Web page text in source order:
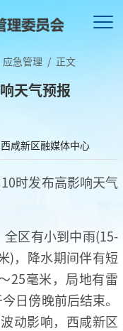
应急管理 / 正文
天气预报
咸新区融媒体中心
时发布高影响天气
区有小到中雨(15-
)，降水期间伴有短
25毫米，局地有雷
日傍晚前后结束。
动影响，西咸新区